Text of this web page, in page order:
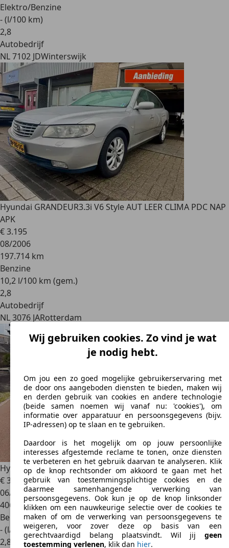
Elektro/Benzine
- (l/100 km)
2,8
Autobedrijf
NL 7102 JDWinterswijk
Hyundai GRANDEUR3.3i V6 Style AUT LEER CLIMA PDC NAP
APK
€ 3.195
08/2006
197.714 km
Benzine
10,2 l/100 km (gem.)
2,8
Autobedrijf
NL 3076 JARotterdam
Hyundai iX201.6i i-Catcher / Navi / Pano / Automaat / Airco /
€ 3.249
06/2011
406.325 km
Benzine
- (l/100 km)
2,8
Wij gebruiken cookies. Zo vind je wat
je nodig hebt.
Om jou een zo goed mogelijke gebruikerservaring met
de door ons aangeboden diensten te bieden, maken wij
en derden gebruik van cookies en andere technologie
(beide samen noemen wij vanaf nu: 'cookies'), om
informatie over apparatuur en persoonsgegevens (bijv.
IP-adressen) op te slaan en te gebruiken.
Daardoor is het mogelijk om op jouw persoonlijke
interesses afgestemde reclame te tonen, onze diensten
te verbeteren en het gebruik daarvan te analyseren. Klik
op de knop rechtsonder om akkoord te gaan met het
gebruik van toestemmingsplichtige cookies en de
daarmee samenhangende verwerking van
persoonsgegevens. Ook kun je op de knop linksonder
klikken om een nauwkeurige selectie over de cookies te
maken of om de verwerking van persoonsgegevens te
weigeren, voor zover deze op basis van een
gerechtvaardigd belang plaatsvindt. Wil jij geen
toestemming verlenen, klik dan hier.